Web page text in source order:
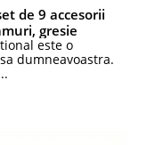
de 9 accesorii
gresie
este o
dumneavoastra.